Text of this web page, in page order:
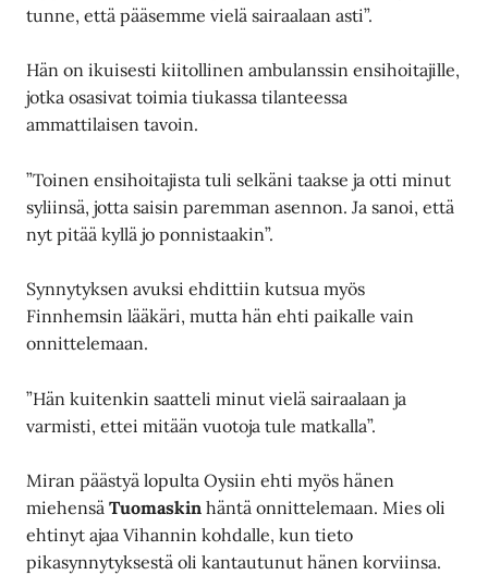
tunne, että pääsemme vielä sairaalaan asti”.
Hän on ikuisesti kiitollinen ambulanssin ensihoitajille,
jotka osasivat toimia tiukassa tilanteessa
ammattilaisen tavoin.
”Toinen ensihoitajista tuli selkäni taakse ja otti minut
syliinsä, jotta saisin paremman asennon. Ja sanoi, että
nyt pitää kyllä jo ponnistaakin”.
Synnytyksen avuksi ehdittiin kutsua myös
Finnhemsin lääkäri, mutta hän ehti paikalle vain
onnittelemaan.
”Hän kuitenkin saatteli minut vielä sairaalaan ja
varmisti, ettei mitään vuotoja tule matkalla”.
Miran päästyä lopulta Oysiin ehti myös hänen
miehensäTuomaskin häntä onnittelemaan. Mies oli
ehtinyt ajaa Vihannin kohdalle, kun tieto
pikasynnytyksestä oli kantautunut hänen korviinsa.